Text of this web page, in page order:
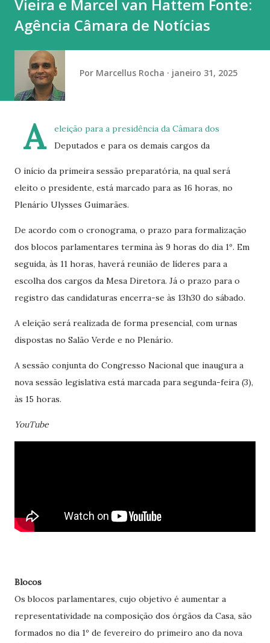
vaga na referência do ataque, com...
Vieira e Marcel van Hattem Fonte:
Agência Câmara de Notícias
Por Marcellus Rocha janeiro 31, 2025
A
eleição para a presidência da Câmara dos
Deputados e para os demais cargos da
O início da primeira sessão preparatória, na qual será
eleito o presidente, está marcado para as 16 horas, no
Plenário Ulysses Guimarães.
De acordo com o cronograma, o prazo para formalização
dos blocos parlamentares termina às 9 horas do dia 1º. Em
seguida, às 11 horas, haverá reunião de líderes para a
escolha dos cargos da Mesa Diretora. Já o prazo para o
registro das candidaturas encerra-se às 13h30 do sábado.
A eleição será realizada de forma presencial, com urnas
dispostas no Salão Verde e no Plenário.
A sessão conjunta do Congresso Nacional que inaugura a
nova sessão legislativa está marcada para segunda-feira (3),
às 15 horas.
YouTube
Blocos
Os blocos parlamentares, cujo objetivo é aumentar a
representatividade na composição dos órgãos da Casa, são
formados no dia 1º de fevereiro do primeiro ano da nova